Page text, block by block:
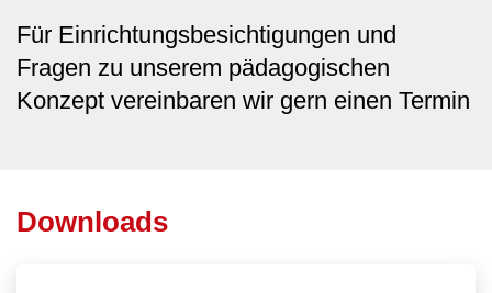
Für Einrichtungsbesichtigungen und
Fragen zu unserem pädagogischen
Konzept vereinbaren wir gern einen Termin
Downloads